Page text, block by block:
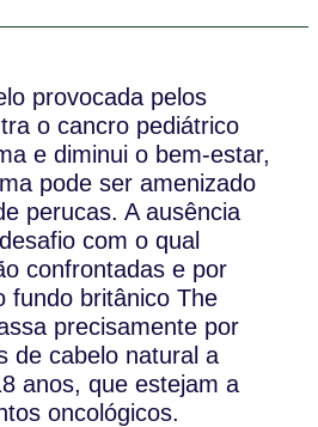
provocada pelos
o cancro pediátrico
e diminui o bem-estar,
pode ser amenizado
perucas. A ausência
com o qual
confrontadas e por
fundo britânico The
precisamente por
de cabelo natural a
anos, que estejam a
oncológicos.